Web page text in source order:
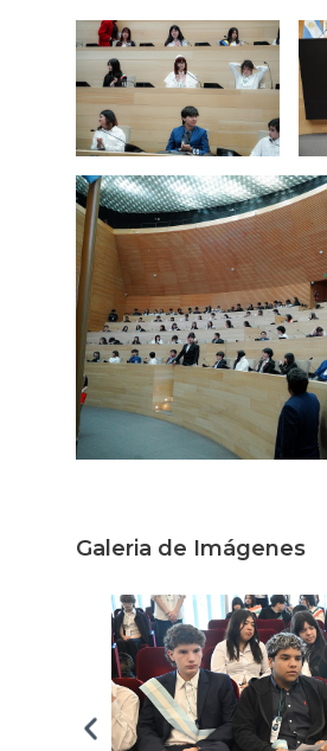
Galeria de Imágenes